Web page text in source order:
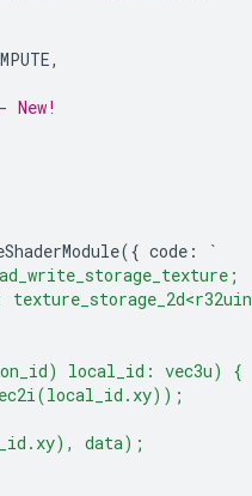
,
({ code :
`
local_id: vec3u) {
data);